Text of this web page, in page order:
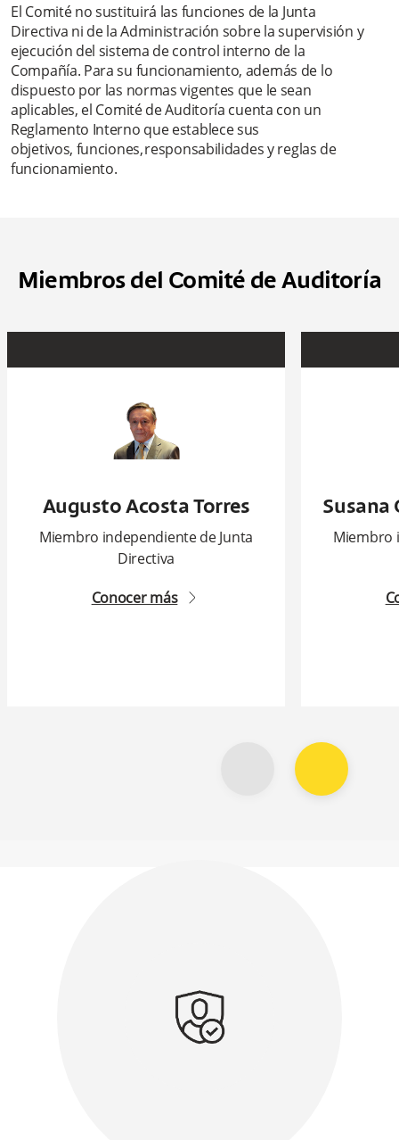
El Comité no sustituirá las funciones de la Junta
Directiva ni de la Administración sobre la supervisión y
ejecución del sistema de control interno de la
Compañía. Para su funcionamiento, además de lo
dispuesto por las normas vigentes que le sean
aplicables, el Comité de Auditoría cuenta con un
Reglamento Interno que establece sus
objetivos, funciones, responsabilidades y reglas de
funcionamiento.
Miembros del Comité de Auditoría
Augusto Acosta Torres
Miembro independiente de Junta
Directiva
Conocer más
arrow2-right
Susana
Miembro